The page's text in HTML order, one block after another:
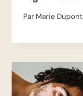
Par Marie Dupont